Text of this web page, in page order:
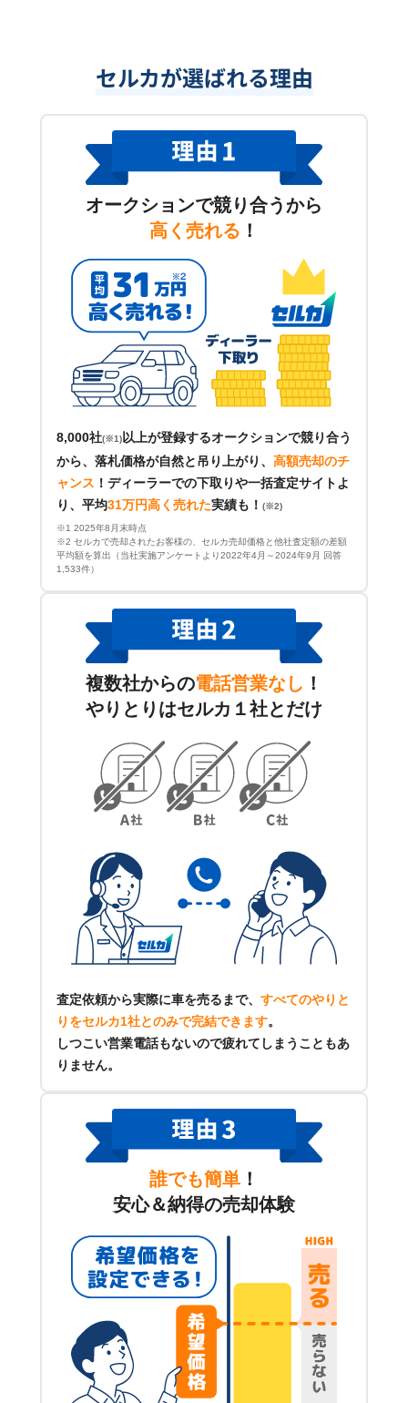
セルカが選ばれる理由
オークションで競り合うから
高く売れる ！
8,000社(※1) 以上が登録するオークションで競り合う
から、落札価格が自然と吊り上がり、 高額売却のチ
ャンス ！ ディーラーでの下取りや一括査定サイトよ
り、平均31万円高く売れた実績も！ (※2)
※1 2025年8月末時点
※2 セルカで売却されたお客様の、セルカ売却価格と他社査定額の差額
平均額を算出（当社実施アンケートより2022年4月～2024年9月 回答
1,533件）
複数社からの電話営業なし ！
やりとりはセルカ１社とだけ
査定依頼から実際に車を売るまで、 すべてのやりと
りをセルカ1社とのみで完結できます。
しつこい営業電話もないので疲れてしまうこともあ
りません。
誰でも簡単 ！
安心＆納得の売却体験